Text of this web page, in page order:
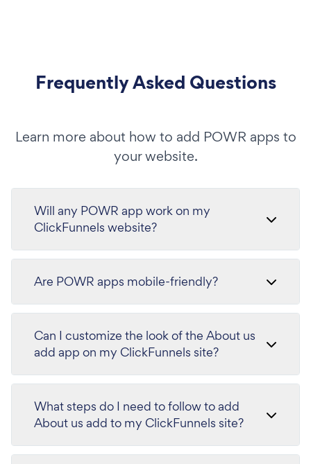
Frequently Asked Questions
Learn more about how to add POWR apps to
your website.
Will any POWR app work on my
ClickFunnels website?
Are POWR apps mobile-friendly?
Can I customize the look of the About us
add app on my ClickFunnels site?
What steps do I need to follow to add
About us add to my ClickFunnels site?